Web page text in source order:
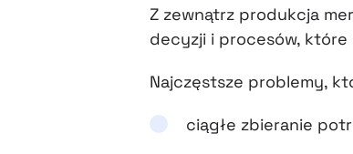
Z zewnątrz produkcja
decyzji i procesów, które
Najczęstsze problemy,
ciągłe zbieranie